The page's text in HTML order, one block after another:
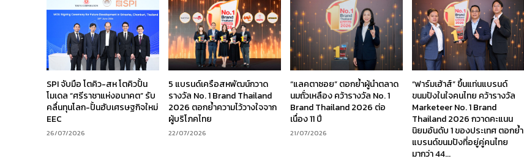
SPI จับมือ โตคิว-สห โตคิวปั้น
โมเดล “ศรีราชาแห่งอนาคต” รับ
คลื่นทุนโลก-ปั้นฮับเศรษฐกิจใหม่
EEC
26/07/2026
5 แบรนด์เครือสหพัฒน์กวาด
รางวัล No. 1 Brand Thailand
2026 ตอกย้ำความไว้วางใจจาก
ผู้บริโภคไทย
22/07/2026
“แลคตาซอย” ตอกย้ำผู้นำตลาด
นมถั่วเหลือง คว้ารางวัล No. 1
Brand Thailand 2026 ต่อ
เนื่อง 11 ปี
21/07/2026
“ฟาร์มเฮ้าส์” ขึ้นแท่นแบรนด์
ขนมปังในใจคนไทย คว้ารางวัล
Marketeer No. 1 Brand
Thailand 2026 กวาดคะแนน
นิยมอันดับ 1 ของประเทศ ตอกย้ำ
แบรนด์ขนมปังที่อยู่คู่คนไทย
มากว่า 44...